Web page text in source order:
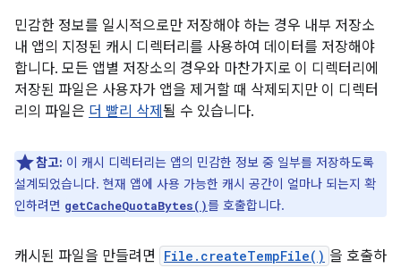
민감한 정보를 일시적으로만 저장해야 하는 경우 내부 저장소
내 앱의 지정된 캐시 디렉터리를 사용하여 데이터를 저장해야
합니다. 모든 앱별 저장소의 경우와 마찬가지로 이 디렉터리에
저장된 파일은 사용자가 앱을 제거할 때 삭제되지만 이 디렉터
리의 파일은 더 빨리 삭제 될 수 있습니다.
참고: 이 캐시 디렉터리는 앱의 민감한 정보 중 일부를 저장하도록
설계되었습니다. 현재 앱에 사용 가능한 캐시 공간이 얼마나 되는지 확
인하려면 getCacheQuotaBytes()를 호출합니다.
캐시된 파일을 만들려면 File.createTempFile() 을 호출하